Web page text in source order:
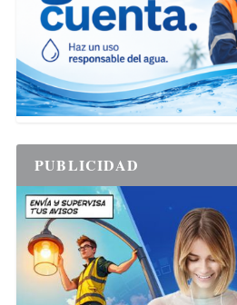
PUBLICIDAD